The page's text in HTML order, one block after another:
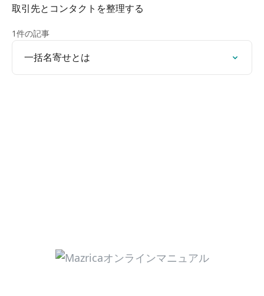
取引先とコンタクトを整理する
1件の記事
一括名寄せとは